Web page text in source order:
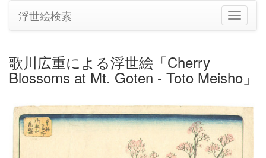
ナ
ビ
ョ
り
浮世絵検索
歌川広重による浮世絵「Cherry
Blossoms at Mt. Goten - Toto Meisho」